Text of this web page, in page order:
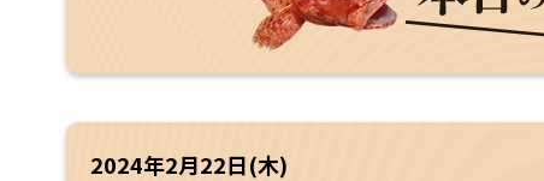
2024年2月22日(木)